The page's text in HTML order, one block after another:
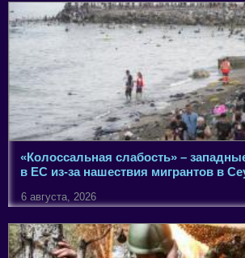
«Колоссальная слабость» –
в ЕС из-за нашествия мигрантов в
6 августа, 2026